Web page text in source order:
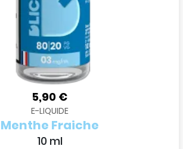
5,90 €
E-LIQUIDE
Menthe Fraiche
10 ml